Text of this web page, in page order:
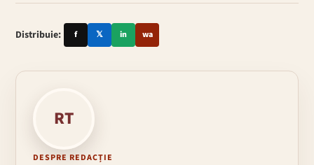
Distribuie: f 𝕏 in wa
RT
DESPRE REDACȚIE